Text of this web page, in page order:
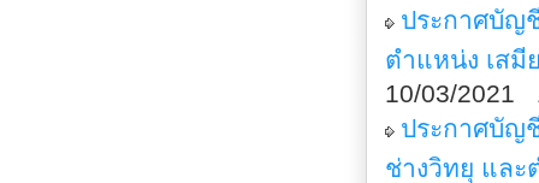
ประกาศบัญ
ตำแหน่ง เสมี
10/03/2021
ประกาศบัญ
ช่างวิทยุ และ